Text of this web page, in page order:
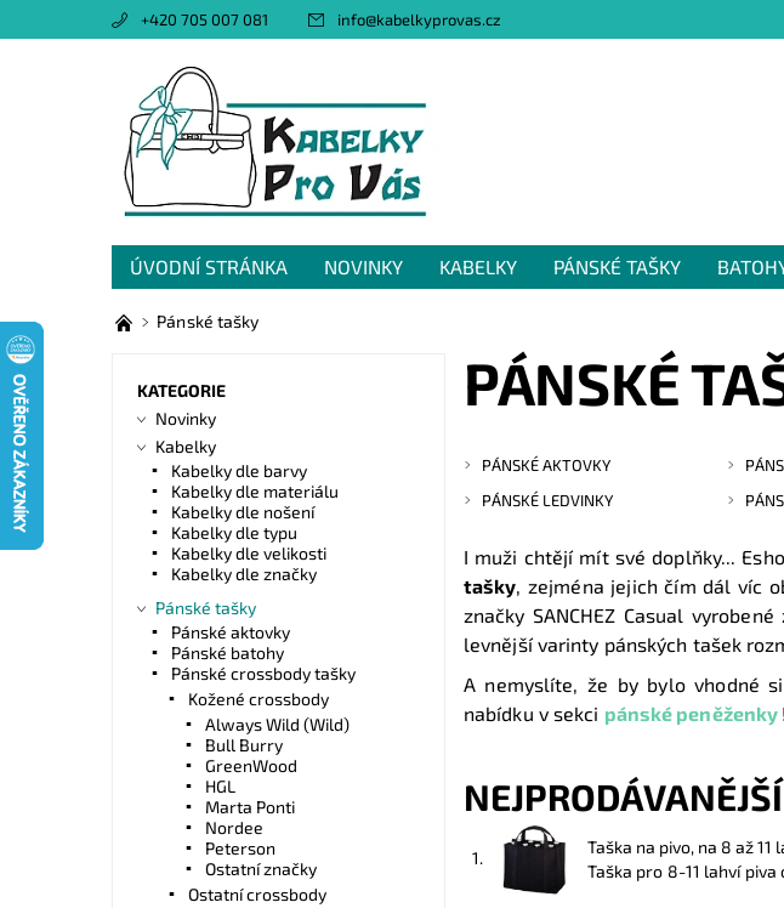
+420 705 007 081 info@kabelkyprovas.cz
ÚVODNÍ STRÁNKA NOVINKY KABELKY PÁNSKÉ TAŠKY
OBCHODNÍ PODMÍNKY
Pánské tašky
PÁNSKÉ
PÁNSKÉ AKTOVKY
PÁNSKÉ LEDVINKY
I muži chtějí mít své doplňky...
tašky, zejména jejich čím dál víc
značky SANCHEZ Casual
levnější varinty pánských tašek
A nemyslíte, že by bylo vhodné
nabídku v sekci pánské peněženky
NEJPRODÁVANĚJŠÍ
1.
Taška na pivo, na 8 až 11
Taška pro 8-11 lahví
KATEGORIE
Novinky
Kabelky
Kabelky dle barvy
Kabelky dle materiálu
Kabelky dle nošení
Kabelky dle typu
Kabelky dle velikosti
Kabelky dle značky
Pánské tašky
Pánské aktovky
Pánské batohy
Pánské crossbody tašky
Kožené crossbody
Always Wild (Wild)
Bull Burry
GreenWood
HGL
Marta Ponti
Nordee
Peterson
Ostatní značky
Ostatní crossbody